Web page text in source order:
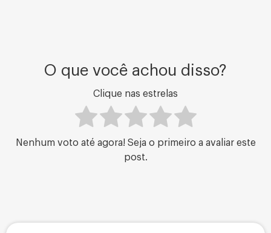
O que você achou disso?
Clique nas estrelas
Nenhum voto até agora! Seja o primeiro a avaliar este
post.